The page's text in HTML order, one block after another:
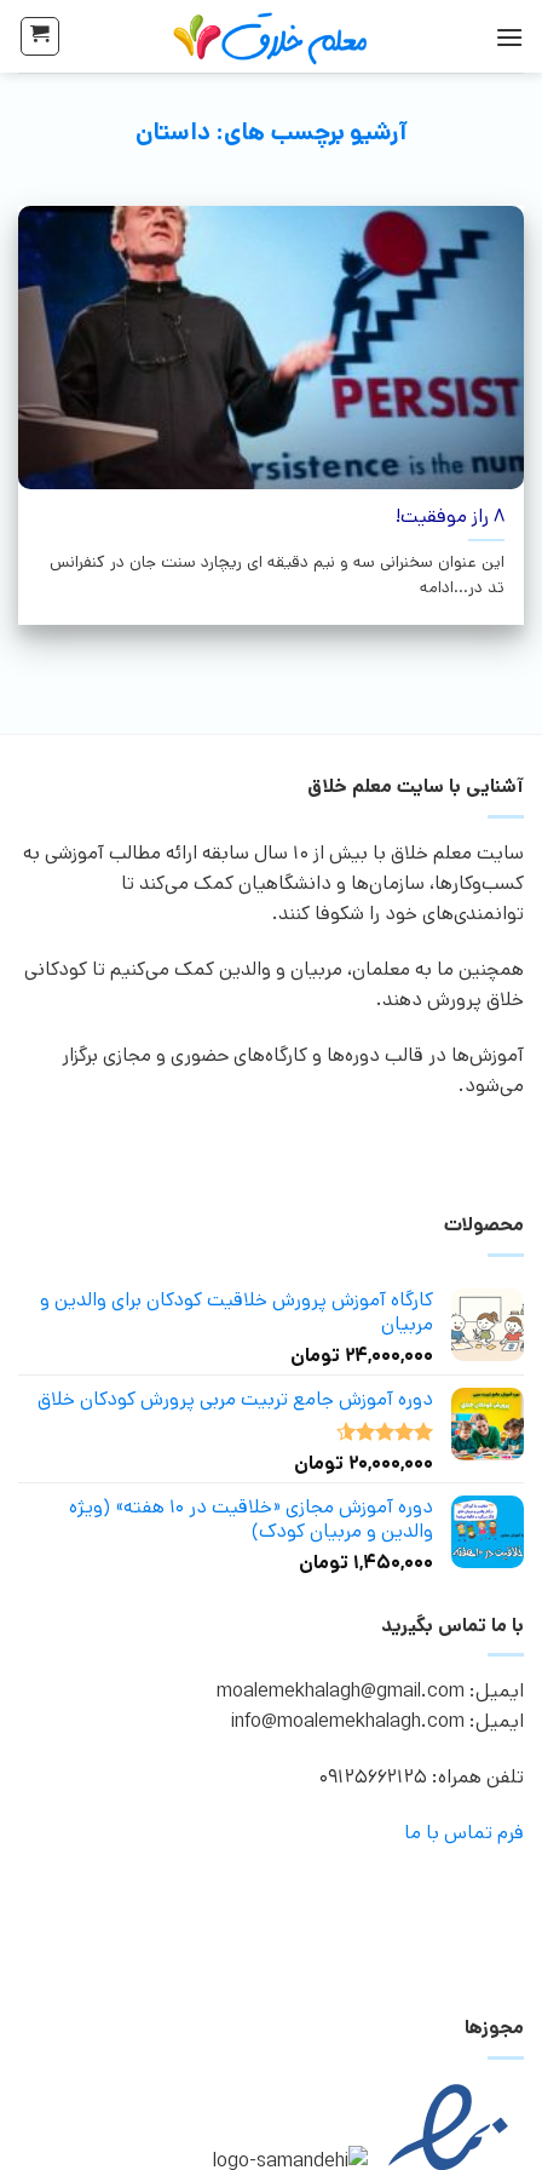
آرشیو برچسب های: داستان
8 راز موفقیت!
این عنوان سخنرانی سه و نیم دقیقه ای ریچارد سنت جان در کنفرانس
تد در...ادامه
آشنایی با سایت معلم خلاق
سایت معلم خلاق با بیش از 10 سال سابقه ارائه مطالب آموزشی به
کسب‌وکارها، سازمان‌ها و دانشگاهیان کمک می‌کند تا
توانمندی‌های خود را شکوفا کنند.
همچنین ما به معلمان، مربیان و والدین کمک می‌کنیم تا کودکانی
خلاق پرورش دهند.
آموزش‌ها در قالب دوره‌ها و کارگاه‌های حضوری و مجازی برگزار
می‌شود.
محصولات
کارگاه آموزش پرورش خلاقیت کودکان برای والدین و
مربیان
۲۴,۰۰۰,۰۰۰ تومان
دوره آموزش جامع تربیت مربی پرورش کودکان خلاق
نمره4.50
۲۰,۰۰۰,۰۰۰ تومان
دوره آموزش مجازی «خلاقیت در ۱۰ هفته» (ویژه
والدین و مربیان کودک)
۱,۴۵۰,۰۰۰ تومان
با ما تماس بگیرید
ایمیل: moalemekhalagh@gmail.com
ایمیل: info@moalemekhalagh.com
تلفن همراه: 09125662125
فرم تماس با ما
مجوزها